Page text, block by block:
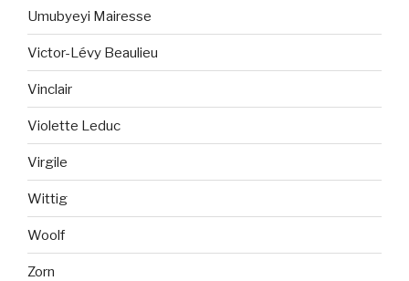
Umubyeyi Mairesse
Victor-Lévy Beaulieu
Vinclair
Violette Leduc
Virgile
Wittig
Woolf
Zorn